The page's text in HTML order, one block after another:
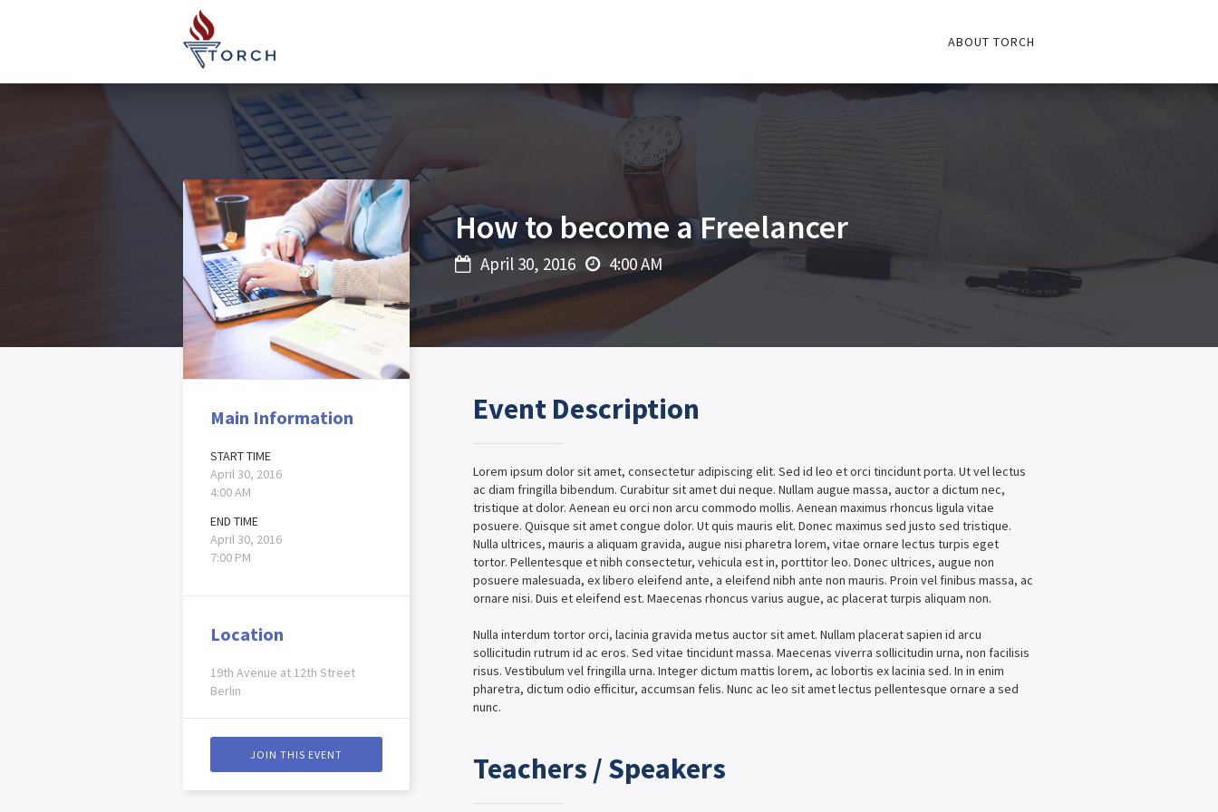
ABOUT TORCH
How to become a Freelancer
 April 30, 2016  4:00 AM
Main Information
START TIME
April 30, 2016
4:00 AM
END TIME
April 30, 2016
7:00 PM
Location
19th Avenue at 12th Street
Berlin
JOIN THIS EVENT
Event Description
Lorem ipsum dolor sit amet, consectetur adipiscing elit. Sed id leo et orci tincidunt porta. Ut vel lectus
ac diam fringilla bibendum. Curabitur sit amet dui neque. Nullam augue massa, auctor a dictum nec,
tristique at dolor. Aenean eu orci non arcu commodo mollis. Aenean maximus rhoncus ligula vitae
posuere. Quisque sit amet congue dolor. Ut quis mauris elit. Donec maximus sed justo sed tristique.
Nulla ultrices, mauris a aliquam gravida, augue nisi pharetra lorem, vitae ornare lectus turpis eget
tortor. Pellentesque et nibh consectetur, vehicula est in, porttitor leo. Donec ultrices, augue non
posuere malesuada, ex libero eleifend ante, a eleifend nibh ante non mauris. Proin vel finibus massa, ac
ornare nisi. Duis et eleifend est. Maecenas rhoncus varius augue, ac placerat turpis aliquam non.
Nulla interdum tortor orci, lacinia gravida metus auctor sit amet. Nullam placerat sapien id arcu
sollicitudin rutrum id ac eros. Sed vitae tincidunt massa. Maecenas viverra sollicitudin urna, non facilisis
risus. Vestibulum vel fringilla urna. Integer dictum mattis lorem, ac lobortis ex lacinia sed. In in enim
pharetra, dictum odio efficitur, accumsan felis. Nunc ac leo sit amet lectus pellentesque ornare a sed
nunc.
Teachers / Speakers